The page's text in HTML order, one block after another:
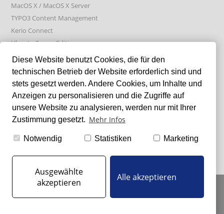
Diese Website benutzt Cookies, die für den
technischen Betrieb der Website erforderlich sind und
stets gesetzt werden. Andere Cookies, um Inhalte und
Anzeigen zu personalisieren und die Zugriffe auf
unsere Website zu analysieren, werden nur mit Ihrer
Zustimmung gesetzt. Mehr Infos
Notwendig Statistiken Marketing
Ausgewählte
akzeptieren
Alle akzeptieren
MacOS X / MacOS X Server
TYPO3 Content Management
Kerio Connect
Ubuntu Server Edition
Absolute Manage
LIXXBLOG
GFI Kerio Connect & Let's Encrypt Failure bei Certificate Renew
Samsung SSDs tunen
GFI Kerio Connect - log4j (CVE-2021-44228)
IMPRESSUM